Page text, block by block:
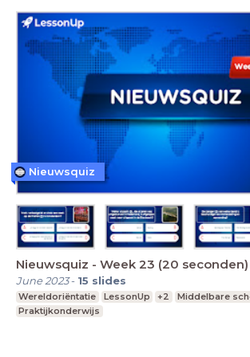
Nieuwsquiz - Week 23 (20 seconden)
June 2023- 15 slides
Wereldoriëntatie LessonUp +2 Middelbare
Praktijkonderwijs
Nieuwsquiz